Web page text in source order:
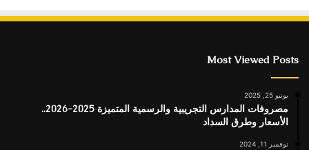
Most Viewed Posts
يونيو 25, 2025
مصروفات المدارس التجريبية والرسمية المتميزة 2025-2026..
الأسعار وطرق السداد
نوفمبر 11, 2024